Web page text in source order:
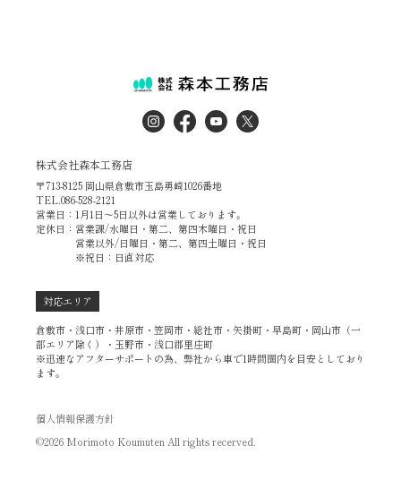
株式会社森本工務店
〒713-8125 岡山県倉敷市玉島勇崎1026番地
TEL.086-528-2121
営業日：1月1日～5日以外は営業しております。
定休日：営業課/水曜日・第二、第四木曜日・祝日
営業以外/日曜日・第二、第四土曜日・祝日
※祝日：日直対応
対応エリア
倉敷市・浅口市・井原市・笠岡市・総社市・矢掛町・早島町・岡山市（一
部エリア除く）・玉野市・浅口郡里庄町
※迅速なアフターサポートの為、弊社から車で1時間圏内を目安としており
ます。
個人情報保護方針
©2026 Morimoto Koumuten All rights recerved.